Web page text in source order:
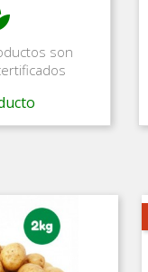
son